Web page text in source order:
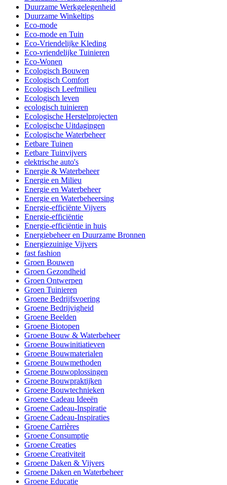
Duurzame Werkgelegenheid
Duurzame Winkeltips
Eco-mode
Eco-mode en Tuin
Eco-Vriendelijke Kleding
Eco-vriendelijke Tuinieren
Eco-Wonen
Ecologisch Bouwen
Ecologisch Comfort
Ecologisch Leefmilieu
Ecologisch leven
ecologisch tuinieren
Ecologische Herstelprojecten
Ecologische Uitdagingen
Ecologische Waterbeheer
Eetbare Tuinen
Eetbare Tuinvijvers
elektrische auto's
Energie & Waterbeheer
Energie en Milieu
Energie en Waterbeheer
Energie en Waterbeheersing
Energie-efficiënte Vijvers
Energie-efficiëntie
Energie-efficiëntie in huis
Energiebeheer en Duurzame Bronnen
Energiezuinige Vijvers
fast fashion
Groen Bouwen
Groen Gezondheid
Groen Ontwerpen
Groen Tuinieren
Groene Bedrijfsvoering
Groene Bedrijvigheid
Groene Beelden
Groene Biotopen
Groene Bouw & Waterbeheer
Groene Bouwinitiatieven
Groene Bouwmaterialen
Groene Bouwmethoden
Groene Bouwoplossingen
Groene Bouwpraktijken
Groene Bouwtechnieken
Groene Cadeau Ideeën
Groene Cadeau-Inspiratie
Groene Cadeau-Inspiraties
Groene Carrières
Groene Consumptie
Groene Creaties
Groene Creativiteit
Groene Daken & Vijvers
Groene Daken en Waterbeheer
Groene Educatie